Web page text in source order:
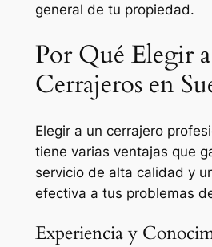
general de tu propiedad.
Por Qué Elegir
Cerrajeros en
Elegir a un cerrajero
tiene varias ventajas que
servicio de alta calidad y
efectiva a tus problemas
Experiencia y